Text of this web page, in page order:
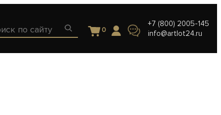
0
+7 (800) 2005-145
info@artlot24.ru